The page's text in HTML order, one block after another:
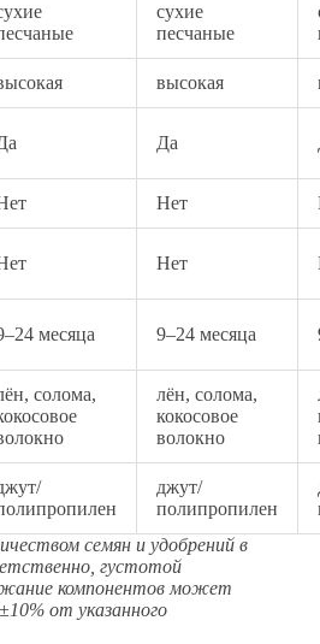
сухие
песчаные
высокая
Да
Нет
Нет
месяца 9–24 месяца
солома,
лён, солома,
кокосовое
волокно
джут/
полипропилен
семян и удобрений в
густотой
компонентов может
от указанного